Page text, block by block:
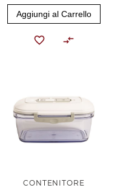
Aggiungi al Carrello
CONTENITORE